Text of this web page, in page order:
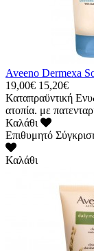
Aveeno Dermexa
19,00€ 15,20€
Καταπραϋντική
ατοπία. με
Καλάθι
Επιθυμητό
Καλάθι